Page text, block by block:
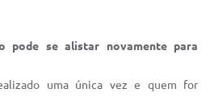
pode se alistar novamente para
uma única vez e quem for